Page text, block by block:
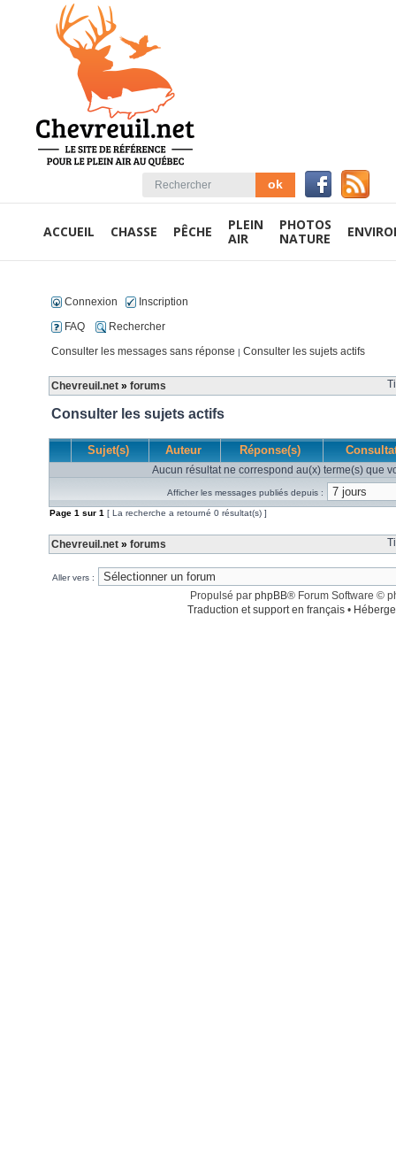
ACCUEIL CHASSE PÊCHE
PLEIN
AIR
PHOTOS
NATURE
Connexion
Inscription
FAQ
Rechercher
Consulter les messages sans réponse | Consulter les sujets actifs
Chevreuil.net » forums
Consulter les sujets actifs
Sujet(s) Auteur Réponse(s)
Aucun résultat ne correspond au(x) terme(s) que
Afficher les messages publiés depuis :
Page 1 sur 1 [ La recherche a retourné 0 résultat(s) ]
Chevreuil.net » forums
Aller vers :
Propulsé par phpBB® Forum Software ©
Traduction et support en français •